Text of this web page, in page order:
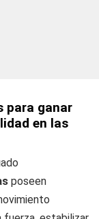
para ganar
en las
poseen